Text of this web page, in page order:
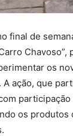
final de
os
A ação, que
os produtos